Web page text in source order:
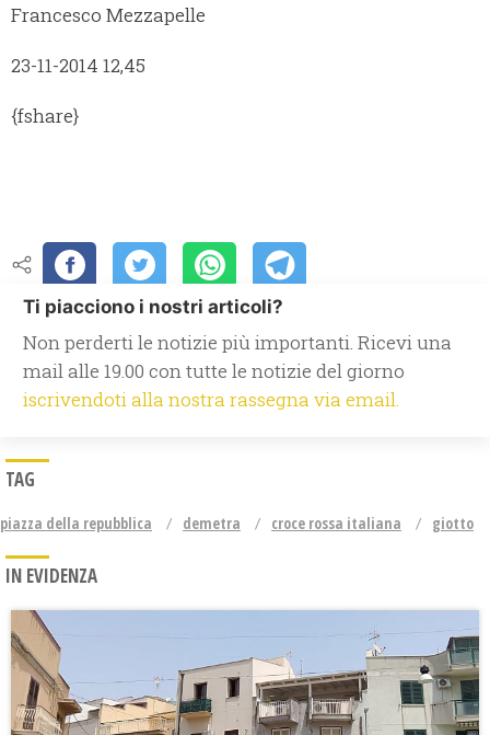
Francesco Mezzapelle
23-11-2014 12,45
{fshare}
Ti piacciono i nostri articoli?
Non perderti le notizie più importanti. Ricevi una
mail alle 19.00 con tutte le notizie del giorno
iscrivendoti alla nostra rassegna via email.
TAG
piazza della repubblica demetra croce rossa italiana giotto
IN EVIDENZA